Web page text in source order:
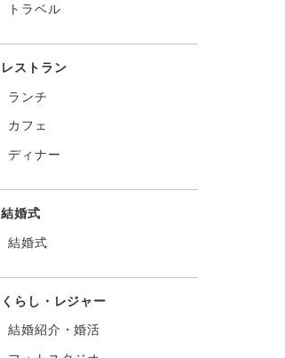
トラベル
レストラン
ランチ
カフェ
ディナー
結婚式
結婚式
くらし・レジャー
結婚紹介・婚活